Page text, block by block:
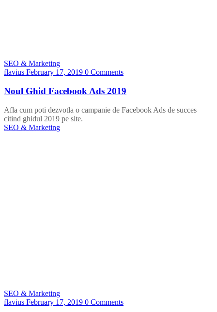
SEO & Marketing
flavius February 17, 2019 0 Comments
Noul Ghid Facebook Ads 2019
Afla cum poti dezvotla o campanie de Facebook Ads de succes
citind ghidul 2019 pe site.
SEO & Marketing
SEO & Marketing
flavius February 17, 2019 0 Comments